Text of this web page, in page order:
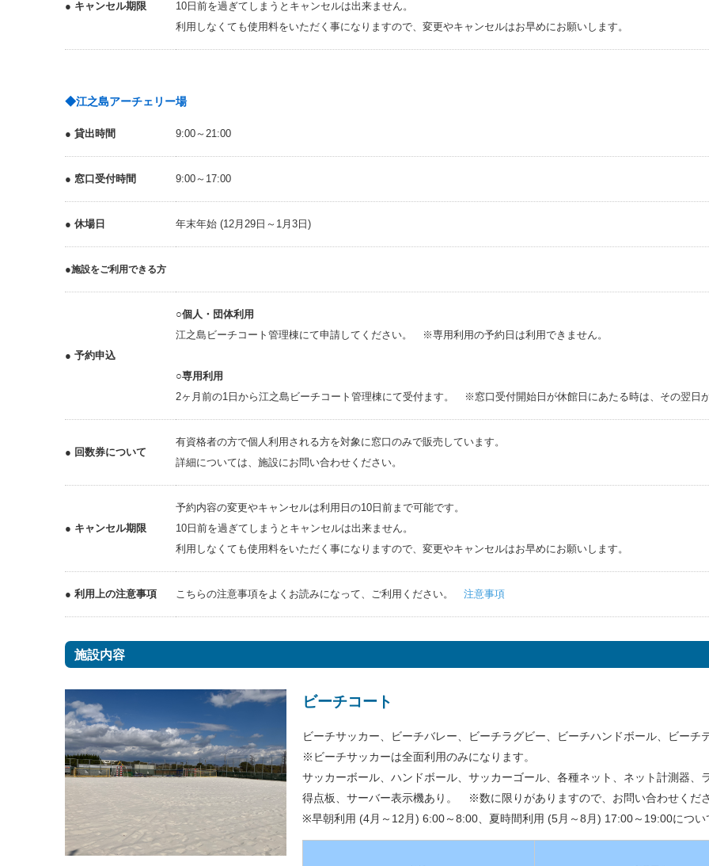
● キャンセル期限
10日前を過ぎてしまうとキャンセルは出来ません。
利用しなくても使用料をいただく事になりますので、変更やキャンセルはお早めにお願いします。
◆江之島アーチェリー場
● 貸出時間 9:00～21:00
● 窓口受付時間 9:00～17:00
● 休場日 年末年始 (12月29日～1月3日)
●施設をご利用できる方
● 予約申込
○個人・団体利用
江之島ビーチコート管理棟にて申請してください。 ※専用利用の予約日は利用できません。
○専用利用
2ヶ月前の1日から江之島ビーチコート管理棟にて受付ます。 ※窓口受付開始日が休館日にあたる時は、その翌日
● 回数券について
有資格者の方で個人利用される方を対象に窓口のみで販売しています。
詳細については、施設にお問い合わせください。
● キャンセル期限
予約内容の変更やキャンセルは利用日の10日前まで可能です。
10日前を過ぎてしまうとキャンセルは出来ません。
利用しなくても使用料をいただく事になりますので、変更やキャンセルはお早めにお願いします。
● 利用上の注意事項 こちらの注意事項をよくお読みになって、ご利用ください。 注意事項
施設内容
ビーチコート
ビーチサッカー、ビーチバレー、ビーチラグビー、ビーチハンドボール、ビーチ
※ビーチサッカーは全面利用のみになります。
サッカーボール、ハンドボール、サッカーゴール、各種ネット、ネット計測器、
得点板、サーバー表示機あり。 ※数に限りがありますので、お問い合わせくださ
※早朝利用 (4月～12月) 6:00～8:00、夏時間利用 (5月～8月) 17:00～19:00につい